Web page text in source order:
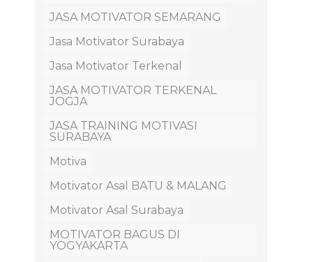
JASA MOTIVATOR SEMARANG
Jasa Motivator Surabaya
Jasa Motivator Terkenal
JASA MOTIVATOR TERKENAL
JOGJA
JASA TRAINING MOTIVASI
SURABAYA
Motiva
Motivator Asal BATU & MALANG
Motivator Asal Surabaya
MOTIVATOR BAGUS DI
YOGYAKARTA